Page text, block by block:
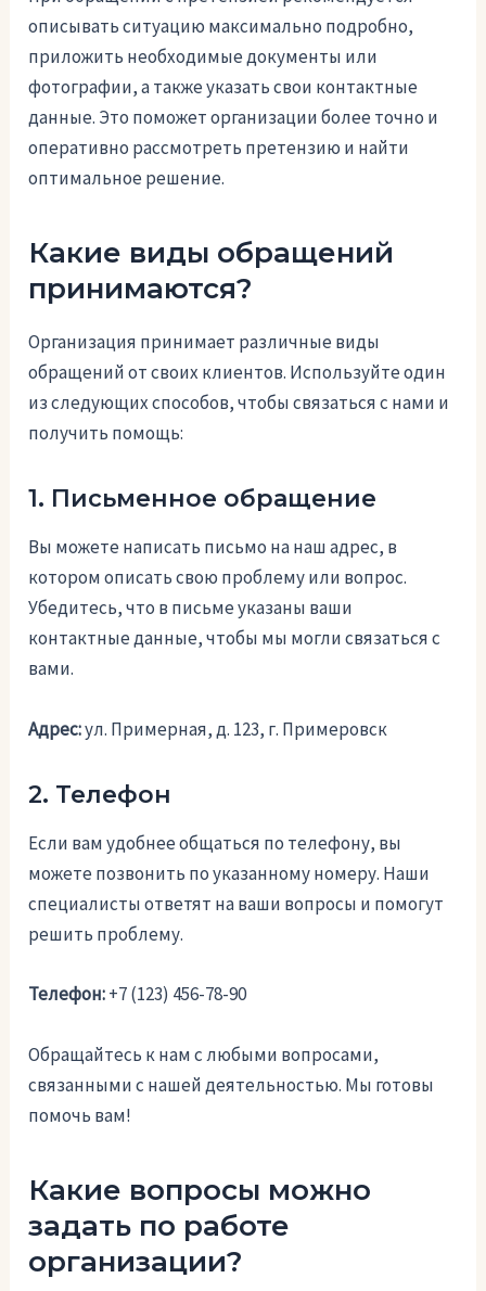
описывать ситуацию максимально подробно,
приложить необходимые документы или
фотографии, а также указать свои контактные
данные. Это поможет организации более точно и
оперативно рассмотреть претензию и найти
оптимальное решение.
Какие виды обращений
принимаются?
Организация принимает различные виды
обращений от своих клиентов. Используйте один
из следующих способов, чтобы связаться с нами и
получить помощь:
1. Письменное обращение
Вы можете написать письмо на наш адрес, в
котором описать свою проблему или вопрос.
Убедитесь, что в письме указаны ваши
контактные данные, чтобы мы могли связаться с
вами.
Адрес:ул. Примерная, д. 123, г. Примеровск
2. Телефон
Если вам удобнее общаться по телефону, вы
можете позвонить по указанному номеру. Наши
специалисты ответят на ваши вопросы и помогут
решить проблему.
Телефон:+7 (123) 456-78-90
Обращайтесь к нам с любыми вопросами,
связанными с нашей деятельностью. Мы готовы
помочь вам!
Какие вопросы можно
задать по работе
организации?